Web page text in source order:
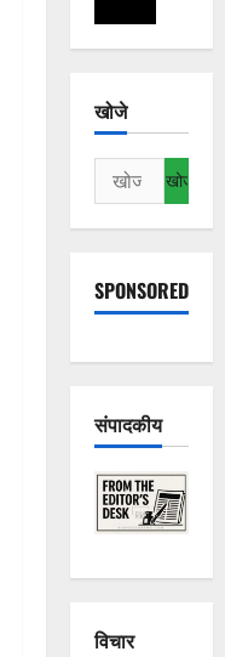
खोजे
निम्न
को
खोजें:
SPONSORED
संपादकीय
विचार